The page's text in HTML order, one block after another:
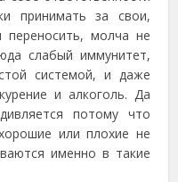
принимать за свои,
переносить, молча не
слабый иммунитет,
системой, и даже
и алкоголь. Да
потому что
или плохие не
именно в такие